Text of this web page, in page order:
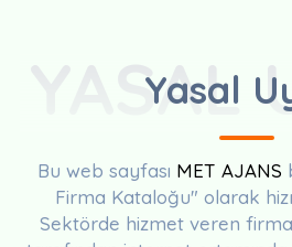
Yasal
YASAL
Bu web sayfası MET AJANS
Firma Kataloğu" olarak
Sektörde hizmet veren